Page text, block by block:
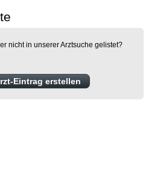
nicht in unserer Arztsuche gelistet?
Eintrag erstellen